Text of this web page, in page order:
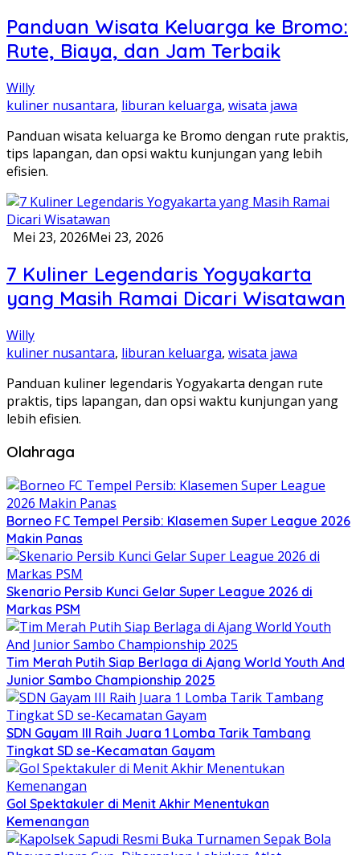
Panduan Wisata Keluarga ke Bromo:
Rute, Biaya, dan Jam Terbaik
Willy
kuliner nusantara, liburan keluarga, wisata jawa
Panduan wisata keluarga ke Bromo dengan rute praktis,
tips lapangan, dan opsi waktu kunjungan yang lebih
efisien.
Mei 23, 2026Mei 23, 2026
7 Kuliner Legendaris Yogyakarta
yang Masih Ramai Dicari Wisatawan
Willy
kuliner nusantara, liburan keluarga, wisata jawa
Panduan kuliner legendaris Yogyakarta dengan rute
praktis, tips lapangan, dan opsi waktu kunjungan yang
lebih efisien.
Olahraga
Borneo FC Tempel Persib: Klasemen Super League 2026
Makin Panas
Skenario Persib Kunci Gelar Super League 2026 di
Markas PSM
Tim Merah Putih Siap Berlaga di Ajang World Youth And
Junior Sambo Championship 2025
SDN Gayam III Raih Juara 1 Lomba Tarik Tambang
Tingkat SD se-Kecamatan Gayam
Gol Spektakuler di Menit Akhir Menentukan
Kemenangan